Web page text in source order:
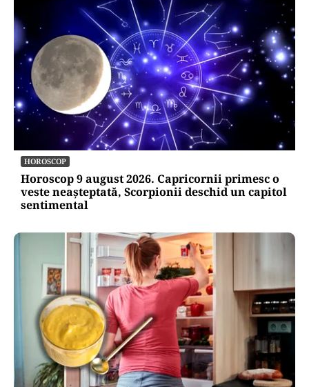
HOROSCOP
Horoscop 9 august 2026. Capricornii primesc o
veste neașteptată, Scorpionii deschid un capitol
sentimental